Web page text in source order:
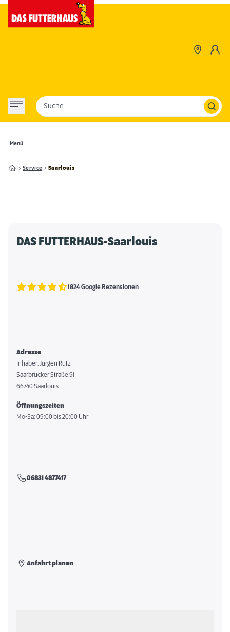
Menü
Suche
Service Saarlouis
DAS FUTTERHAUS-Saarlouis
1824 Google Rezensionen
Adresse
Inhaber: Jürgen Rutz
Saarbrücker Straße 91
66740 Saarlouis
Öffnungszeiten
Mo-Sa: 09:00 bis 20:00 Uhr
06831 4877417
Anfahrt planen